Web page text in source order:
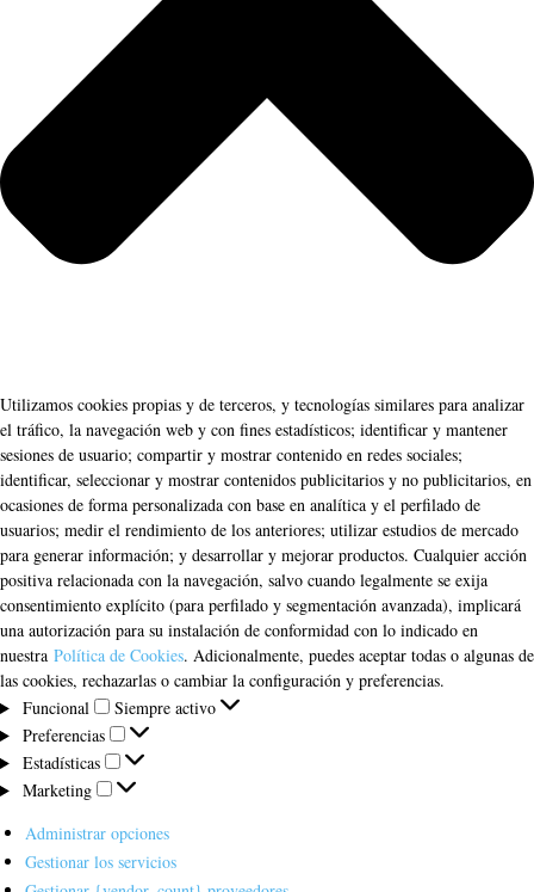
Utilizamos cookies propias y de terceros, y tecnologías similares para analizar
el tráfico, la navegación web y con fines estadísticos; identificar y mantener
sesiones de usuario; compartir y mostrar contenido en redes sociales;
identificar, seleccionar y mostrar contenidos publicitarios y no publicitarios, en
ocasiones de forma personalizada con base en analítica y el perfilado de
usuarios; medir el rendimiento de los anteriores; utilizar estudios de mercado
para generar información; y desarrollar y mejorar productos. Cualquier acción
positiva relacionada con la navegación, salvo cuando legalmente se exija
consentimiento explícito (para perfilado y segmentación avanzada), implicará
una autorización para su instalación de conformidad con lo indicado en
nuestra Política de Cookies. Adicionalmente, puedes aceptar todas o algunas de
las cookies, rechazarlas o cambiar la configuración y preferencias.
Funcional
Funcional
Siempre activo
Preferencias
Preferencias
Estadísticas
Estadísticas
Marketing
Marketing
Administrar opciones
Gestionar los servicios